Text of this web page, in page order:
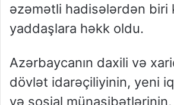
əzəmətli hadisələrdən biri
yaddaşlara həkk oldu.
Azərbaycanın daxili və
dövlət idarəçiliyinin, yeni
və sosial